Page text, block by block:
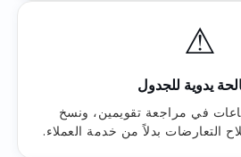
⚠
يدوية للجدول
في مراجعة تقويمين، ونسخ
التعارضات بدلاً من خدمة العملاء.